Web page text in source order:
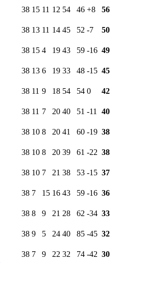
38 15 11 12 54 46 +8 56
38 13 11 14 45 52 -7 50
38 15 4 19 43 59 -16 49
38 13 6 19 33 48 -15 45
38 11 9 18 54 54 0 42
38 11 7 20 40 51 -11 40
38 10 8 20 41 60 -19 38
38 10 8 20 39 61 -22 38
38 10 7 21 38 53 -15 37
38 7 15 16 43 59 -16 36
38 8 9 21 28 62 -34 33
38 9 5 24 40 85 -45 32
38 7 9 22 32 74 -42 30